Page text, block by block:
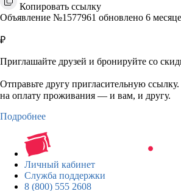
Копировать ссылку
Объявление №1577961 обновлено 6
₽
Приглашайте друзей и бронируйте со
Отправьте другу пригласительную
на оплату проживания — и вам, и другу.
Подробнее
Личный кабинет
Служба поддержки
8 (800) 555 2608